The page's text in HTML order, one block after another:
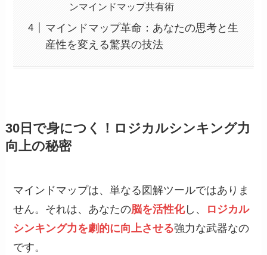
ンマインドマップ共有術
マインドマップ革命：あなたの思考と生
産性を変える驚異の技法
30日で身につく！ロジカルシンキング力
向上の秘密
マインドマップは、単なる図解ツールではありま
せん。それは、あなたの脳を活性化し、
ロジカル
シンキング力を劇的に向上させる強力な武器なの
です。